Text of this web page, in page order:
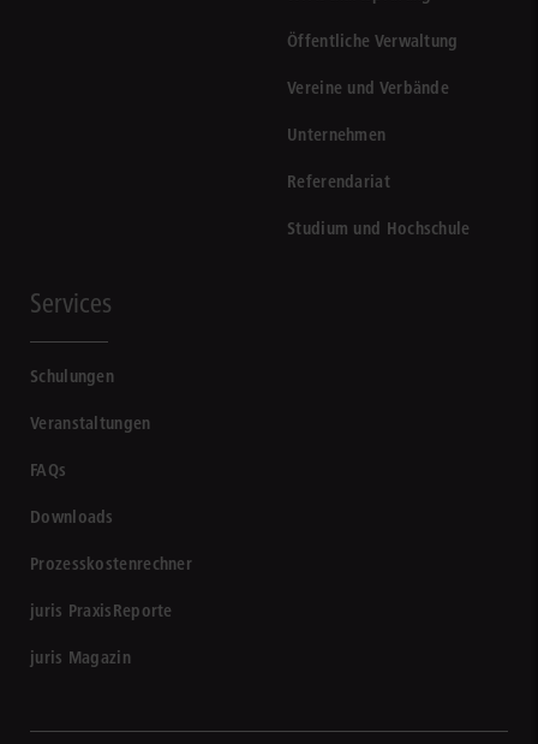
Öffentliche Verwaltung
Vereine und Verbände
Unternehmen
Referendariat
Studium und Hochschule
Services
Schulungen
Veranstaltungen
FAQs
Downloads
Prozesskostenrechner
juris PraxisReporte
juris Magazin